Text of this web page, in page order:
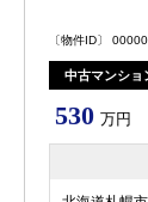
〔物件ID〕
中古マンショ
530 万円